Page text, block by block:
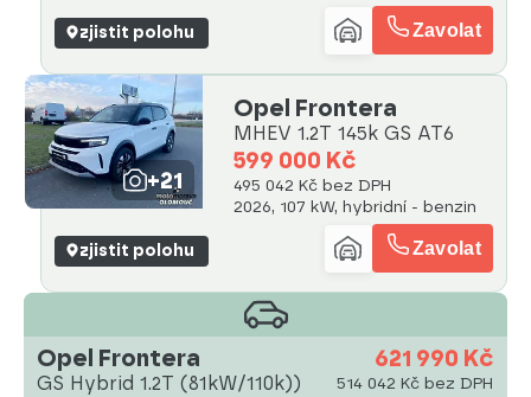
zjistit polohu Zavolat
+21
Opel Frontera
MHEV 1.2T 145k GS AT6
599 000 Kč
495 042 Kč bez DPH
2026, 107 kW, hybridní - benzin
zjistit polohu Zavolat
Opel Frontera
GS Hybrid 1.2T (81kW/110k))
621 990 Kč
514 042 Kč bez DPH